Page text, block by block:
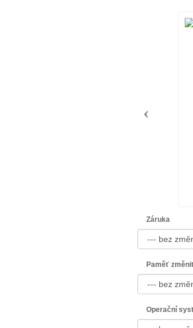
Záruka
Paměť
Operační